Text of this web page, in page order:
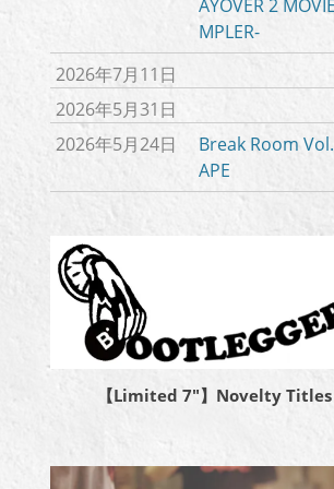
AYOVER 2
MPLER-
2026年7月11日
2026年5月31日
2026年5月24日
Break Room
APE
【Limited 7″】Novelty Titles